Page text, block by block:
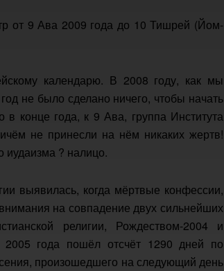
от 9 Ава 2009 года до 10 Тишрей (Йом-
календарю. В 2008 году, как мы
не было сделано ничего, чтобы начать
в конце года, к 9 Ава, группа Института
не принесли на нём никаких жертв!
иудаизма ? налицо.
выявилась, когда мёртвые конфессии,
на совпадение двух сильнейших
религии, Рождеством-2004 и
2005 года пошёл отсчёт 1290 дней по
произошедшего на следующий день